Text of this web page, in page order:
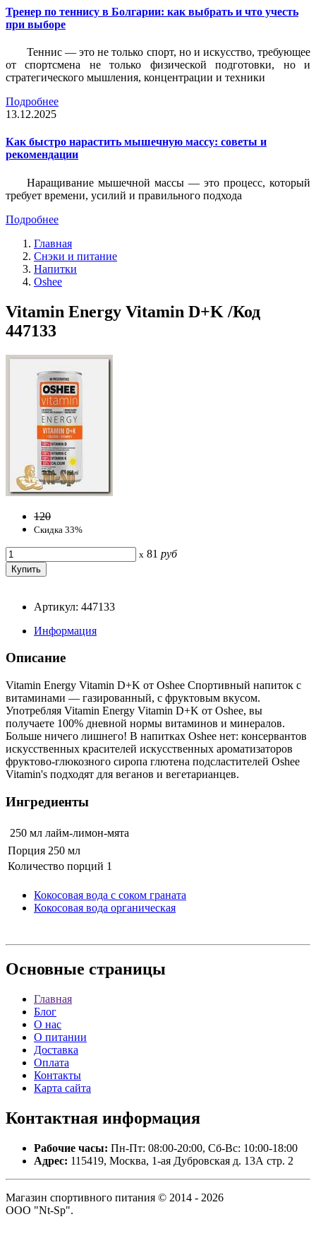
Тренер по теннису в Болгарии: как выбрать и что учесть
при выборе
Теннис — это не только спорт, но и искусство, требующее
от спортсмена не только физической подготовки, но и
стратегического мышления, концентрации и техники
Подробнее
13.12.2025
Как быстро нарастить мышечную массу: советы и
рекомендации
Наращивание мышечной массы — это процесс, который
требует времени, усилий и правильного подхода
Подробнее
Главная
Снэки и питание
Напитки
Oshee
Vitamin Energy Vitamin D+K /Код
447133
120
Скидка 33%
x 81 руб
Артикул: 447133
Информация
Описание
Vitamin Energy Vitamin D+K от Oshee Спортивный напиток с
витаминами — газированный, с фруктовым вкусом.
Употребляя Vitamin Energy Vitamin D+K от Oshee, вы
получаете 100% дневной нормы витаминов и минералов.
Больше ничего лишнего! В напитках Oshee нет: консервантов
искусственных красителей искусственных ароматизаторов
фруктово-глюкозного сиропа глютена подсластителей Oshee
Vitamin's подходят для веганов и вегетарианцев.
Ингредиенты
250 мл лайм-лимон-мята
Порция 250 мл
Количество порций 1
Кокосовая вода с соком граната
Кокосовая вода органическая
Основные страницы
Главная
Блог
О нас
О питании
Доставка
Оплата
Контакты
Карта сайта
Контактная информация
Рабочие часы: Пн-Пт: 08:00-20:00, Сб-Вс: 10:00-18:00
Адрес: 115419, Москва, 1-ая Дубровская д. 13А стр. 2
Магазин спортивного питания © 2014 - 2026
ООО "Nt-Sp".